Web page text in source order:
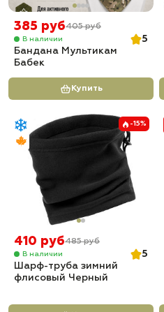
385 руб405 руб
В наличии
5
Бандана Мультикам
Бабек
Купить
-15%
410 руб485 руб
В наличии
5
Шарф-труба зимний
флисовый Черный